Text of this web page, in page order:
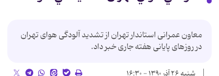
معاون عمرانی استاندار تهران از تشدید آلودگی هوای تهران
در روزهای پایانی هفته جاری خبر داد.
شنبه ۲۶ آذر ۱۳۹۰ - ۱۶:۳۰